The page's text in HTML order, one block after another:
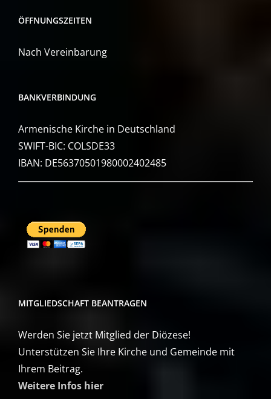
ÖFFNUNGSZEITEN
Nach Vereinbarung
BANKVERBINDUNG
Armenische Kirche in Deutschland
SWIFT-BIC: COLSDE33
IBAN: DE56370501980002402485
MITGLIEDSCHAFT BEANTRAGEN
Werden Sie jetzt Mitglied der Diözese!
Unterstützen Sie Ihre Kirche und Gemeinde mit
Ihrem Beitrag.
Weitere Infos hier